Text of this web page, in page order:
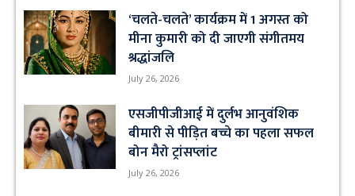
‘चलते-चलते’ कार्यक्रम में 1 अगस्त को
मीना कुमारी को दी जाएगी संगीतमय
श्रद्धांजलि
July 26, 2026
एसजीपीजीआई में दुर्लभ आनुवंशिक
बीमारी से पीड़ित बच्चे का पहला सफल
बोन मैरो ट्रांसप्लांट
July 26, 2026